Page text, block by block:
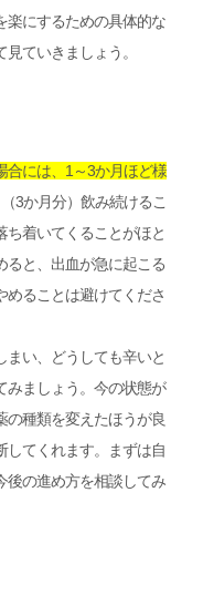
楽にするための具体的な
ていきましょう。
合には、1～3か月ほど様
3か月分）飲み続けるこ
ち着いてくることがほと
ると、出血が急に起こる
めることは避けてくださ
まい、どうしても辛いと
みましょう。今の状態が
の種類を変えたほうが良
してくれます。まずは自
後の進め方を相談してみ